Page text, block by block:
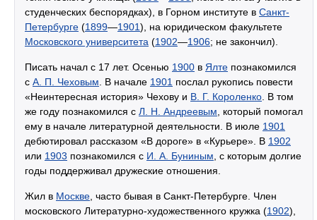
студенческих беспорядках), в Горном институте в Санкт-
Петербурге (1899—1901), на юридическом факультете
Московского университета (1902—1906; не закончил).
Писать начал с 17 лет. Осенью 1900 в Ялте познакомился
с А. П. Чеховым . В начале 1901 послал рукопись повести
«Неинтересная история» Чехову и В. Г. Короленко . В том
же году познакомился с Л. Н. Андреевым , который помогал
ему в начале литературной деятельности. В июле 1901
дебютировал рассказом «В дороге» в «Курьере». В 1902
или 1903 познакомился с И. А. Буниным , с которым долгие
годы поддерживал дружеские отношения.
Жил в Москве , часто бывая в Санкт-Петербурге. Член
московского Литературно-художественного кружка (1902),